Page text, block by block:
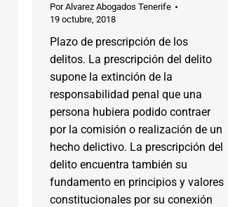
PorAlvarez Abogados Tenerife
19 octubre, 2018
Plazo de prescripción de los
delitos. La prescripción del delito
supone la extinción de la
responsabilidad penal que una
persona hubiera podido contraer
por la comisión o realización de un
hecho delictivo. La prescripción del
delito encuentra también su
fundamento en principios y valores
constitucionales por su conexión